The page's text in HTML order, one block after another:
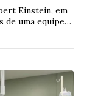
Einstein, em
de uma equipe